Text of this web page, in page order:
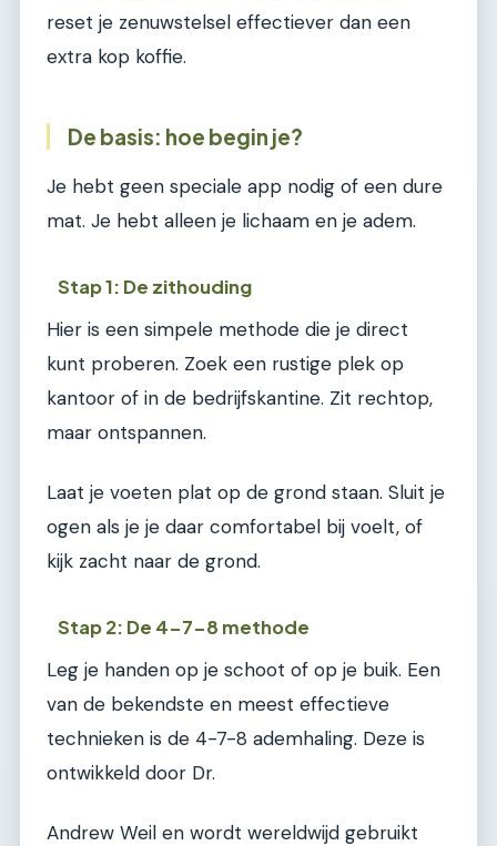
reset je zenuwstelsel effectiever dan een
extra kop koffie.
De basis: hoe begin je?
Je hebt geen speciale app nodig of een dure
mat. Je hebt alleen je lichaam en je adem.
Stap 1: De zithouding
Hier is een simpele methode die je direct
kunt proberen. Zoek een rustige plek op
kantoor of in de bedrijfskantine. Zit rechtop,
maar ontspannen.
Laat je voeten plat op de grond staan. Sluit je
ogen als je je daar comfortabel bij voelt, of
kijk zacht naar de grond.
Stap 2: De 4-7-8 methode
Leg je handen op je schoot of op je buik. Een
van de bekendste en meest effectieve
technieken is de 4-7-8 ademhaling. Deze is
ontwikkeld door Dr.
Andrew Weil en wordt wereldwijd gebruikt